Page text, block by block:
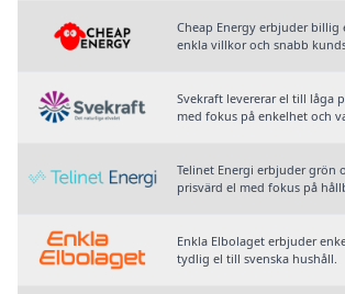
Cheap Energy erbjuder billig
enkla villkor och snabb
Svekraft levererar el till låga
med fokus på enkelhet och
Telinet Energi erbjuder grön
prisvärd el med fokus på
Enkla Elbolaget erbjuder
tydlig el till svenska hushåll.